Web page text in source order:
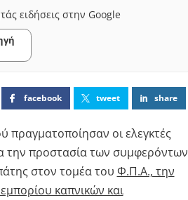
ειδήσεις στην Google
facebook tweet share
πραγματοποίησαν οι ελεγκτές
την προστασία των συμφερόντων
στον τομέα του Φ.Π.Α., την
καπνικών και